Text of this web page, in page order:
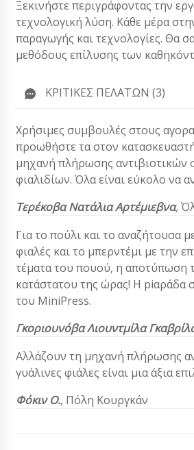
Ξεκινήστε περιγράφοντας την
τεχνολογική λύση. Κάθε μέρα
παραγωγής και τεχνολογίες. Θα
μεθόδους επίλυσης των
ΚΡΙΤΙΚΈΣ ΠΕΛΑΤΏΝ (3)
Χρήσιμες συμβουλές στους
προωθήστε τα στον
μηχανή πλήρωσης αντιβιοτικών
φιαλιδίων. Όλα είναι εύκολο να
Τερέκοβα Νατάλια Αρτέμιεβνα,
Για το πούλι και το αναζήτουσα
φιαλές και το μπερντέμι με την
τέματα του πουού, η αποτύπωση
κατάστατου της ώρας! Η piαράδα
του MiniPress.
Γκοριουνόβα Λιουντμίλα
Αλλάζουν τη μηχανή πλήρωσης
γυάλινες φιάλες είναι μια άξια
Φόκιν Ο., Πόλη Κουργκάν